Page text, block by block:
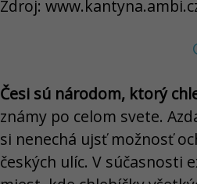
Zdroj:
Česi sú národom, ktorý
známy po celom svete.
si nenechá ujsť možnosť
českých ulíc. V súčasnosti